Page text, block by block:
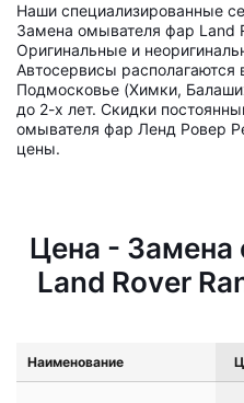
Наши специализированные
Замена омывателя фар Land
Оригинальные и
Автосервисы
Подмосковье (Химки,
до 2-х лет. Скидки
омывателя фар Ленд Ровер
цены.
Цена - Замена
Land Rover
Наименование